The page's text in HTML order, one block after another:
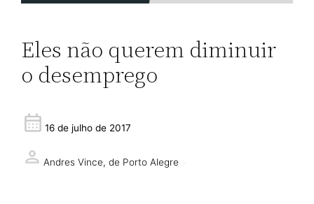
Eles não querem diminuir
o desemprego
16 de julho de 2017
Andres Vince,de Porto Alegre